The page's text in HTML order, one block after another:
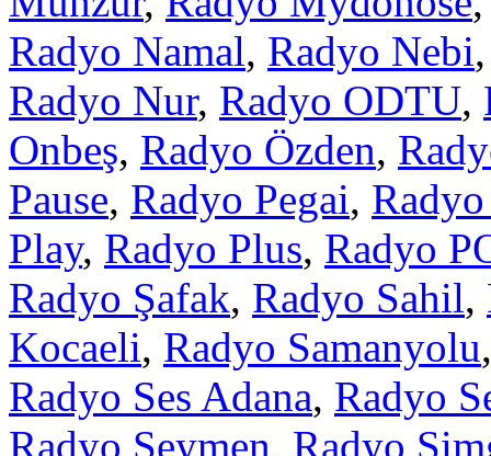
Radyo Namal, Radyo Nebi
Radyo Nur, Radyo ODTU,
Onbeş, Radyo Özden,
Pause, Radyo Pegai,
Play, Radyo Plus, Radyo
Radyo Şafak, Radyo Sahil,
Kocaeli, Radyo Samanyolu
Radyo Ses Adana, Radyo
Radyo Seymen, Radyo